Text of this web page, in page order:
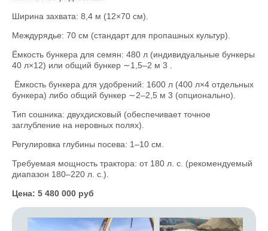
Ширина захвата: 8,4 м (12×70 см).
Междурядье: 70 см (стандарт для пропашных культур).
Ёмкость бункера для семян: 480 л (индивидуальные бункеры
40 л×12) или общий бункер ∼1,5–2 м 3 .
Ёмкость бункера для удобрений: 1600 л (400 л×4 отдельных
бункера) либо общий бункер ∼2–2,5 м 3 (опционально).
Тип сошника: двухдисковый (обеспечивает точное
заглубление на неровных полях).
Регулировка глубины посева: 1–10 см.
Требуемая мощность трактора: от 180 л. с. (рекомендуемый
диапазон 180–220 л. с.).
Цена: 5 480 000 руб